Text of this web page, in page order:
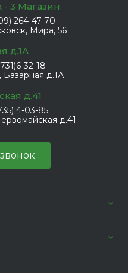
3 Магазин
264-47-70
Мира, 56
д.1А
32-18
Базарная д.1А
д.41
4-03-85
д.41